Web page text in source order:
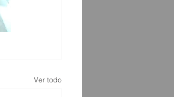
Ver todo